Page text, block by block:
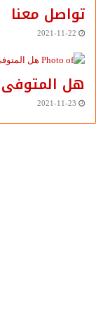
تواصل معنا
2021-11-22
هل
2021-11-23